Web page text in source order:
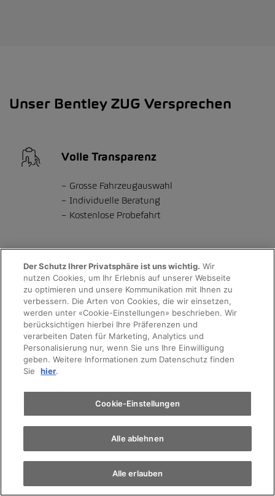
Unser Bentley ZUG Versprechen
Volle Transparenz
Grosse Fahrzeugauswahl
Individuelle Beratung
Kostenlose Probefahrt
Mehr Sicherheit
Zertifizierter Service-, Reparatur-, Karosserie-
und Lackarbeiten
Umfassender Qualitätscheck
24h Pannenhilfe
Höchste Servicequalität
Der Schutz Ihrer Privatsphäre ist uns wichtig. Wir
nutzen Cookies, um Ihr Erlebnis auf unserer Webseite
zu optimieren und unsere Kommunikation mit Ihnen zu
verbessern. Die Arten von Cookies, die wir einsetzen,
werden unter «Cookie-Einstellungen» beschrieben. Wir
berücksichtigen hierbei Ihre Präferenzen und
verarbeiten Daten für Marketing, Analytics und
Personalisierung nur, wenn Sie uns Ihre Einwilligung
geben. Weitere Informationen zum Datenschutz finden
Sie
hier.
Cookie-Einstellungen
Alle ablehnen
Alle erlauben